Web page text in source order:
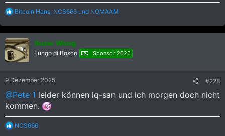
R
a
k
t
i
o
n
:
Bitcoin Hans NCS666 und NOMAAM
Suzie Wong
Fungo di Bosco Sponsor 2026
9 Dezember 2025 #228
@Pete 1 leider können iq-san und ich morgen doch nicht
kommen.
R
NCS666